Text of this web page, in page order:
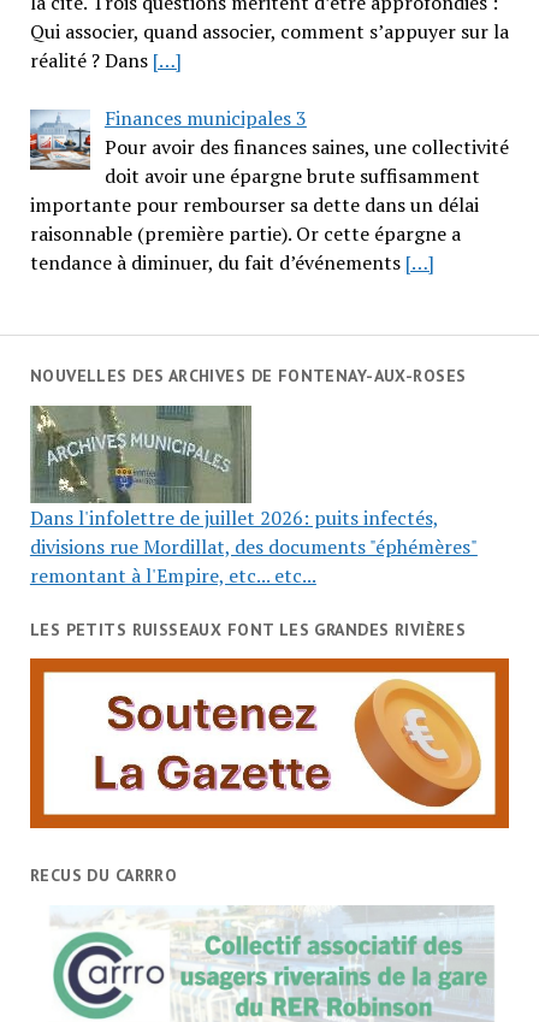
Qui associer, quand associer, comment s’appuyer sur la
réalité ? Dans […]
Finances municipales 3
Pour avoir des finances saines, une collectivité
doit avoir une épargne brute suffisamment
importante pour rembourser sa dette dans un délai
raisonnable (première partie). Or cette épargne a
tendance à diminuer, du fait d’événements […]
NOUVELLES DES ARCHIVES DE FONTENAY-AUX-ROSES
Dans l'infolettre de juillet 2026: puits infectés,
divisions rue Mordillat, des documents "éphémères"
remontant à l'Empire, etc... etc...
LES PETITS RUISSEAUX FONT LES GRANDES RIVIÈRES
RECUS DU CARRRO